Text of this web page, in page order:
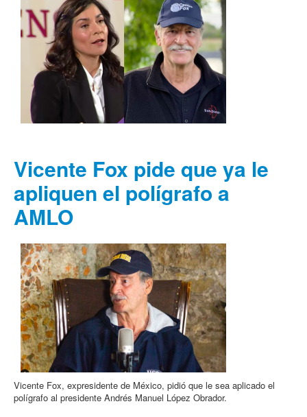
Vicente Fox pide que ya le
apliquen el polígrafo a
AMLO
Vicente Fox, expresidente de México, pidió que le sea aplicado el
polígrafo al presidente Andrés Manuel López Obrador.